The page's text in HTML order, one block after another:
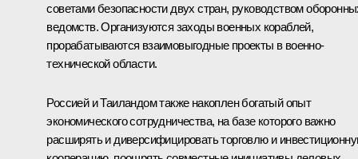
советами безопасности двух стран, руководством
ведомств. Организуются заходы военных кораблей,
прорабатываются взаимовыгодные проекты в военно-
технической области.
Россией и Таиландом также накоплен богатый опыт
экономического сотрудничества, на базе которого важно
расширять и диверсифицировать торговлю и